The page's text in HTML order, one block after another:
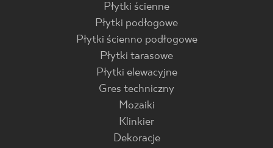
Płytki ścienne
Płytki podłogowe
Płytki ścienno podłogowe
Płytki tarasowe
Płytki elewacyjne
Gres techniczny
Mozaiki
Klinkier
Dekoracje